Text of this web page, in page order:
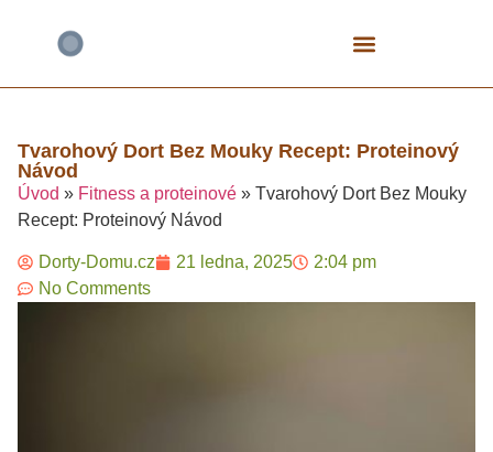
Tvarohový Dort Bez Mouky Recept: Proteinový
Návod
Úvod » Fitness a proteinové » Tvarohový Dort Bez Mouky
Recept: Proteinový Návod
Dorty-Domu.cz 21 ledna, 2025
2:04 pm
No Comments